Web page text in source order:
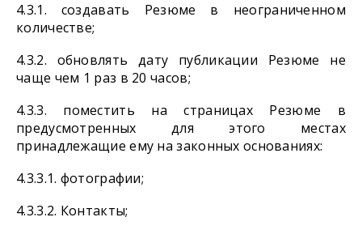
4.3.1. создавать Резюме в неограниченном
количестве;
4.3.2. обновлять дату публикации Резюме не
чаще чем 1 раз в 20 часов;
4.3.3. поместить на страницах Резюме в
предусмотренных для этого местах
принадлежащие ему на законных основаниях:
4.3.3.1. фотографии;
4.3.3.2. Контакты;